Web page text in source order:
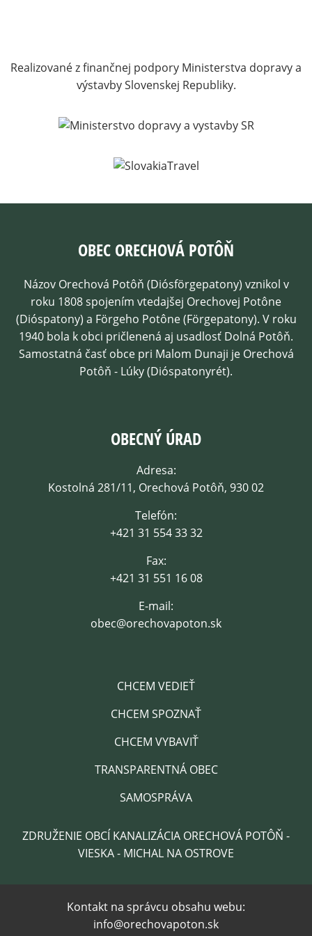
Realizované z finančnej podpory Ministerstva dopravy a
výstavby Slovenskej Republiky.
OBEC ORECHOVÁ POTÔŇ
Názov Orechová Potôň (Diósförgepatony) vznikol v
roku 1808 spojením vtedajšej Orechovej Potône
(Dióspatony) a Förgeho Potône (Förgepatony). V roku
1940 bola k obci pričlenená aj usadlosť Dolná Potôň.
Samostatná časť obce pri Malom Dunaji je Orechová
Potôň - Lúky (Dióspatonyrét).
CHCEM VEDIEŤ
CHCEM SPOZNAŤ
CHCEM VYBAVIŤ
TRANSPARENTNÁ OBEC
SAMOSPRÁVA
OBECNÝ ÚRAD
Adresa:
Kostolná 281/11, Orechová Potôň, 930 02
Telefón:
+421 31 554 33 32
Fax:
+421 31 551 16 08
E-mail:
obec@orechovapoton.sk
ZDRUŽENIE OBCÍ KANALIZÁCIA ORECHOVÁ POTÔŇ -
VIESKA - MICHAL NA OSTROVE
Kontakt na správcu obsahu webu:
info@orechovapoton.sk